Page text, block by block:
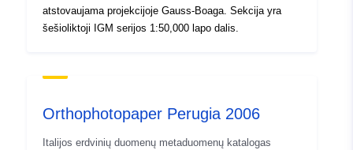
digitali alla scala 1:10.000,
Identifikatoriai:
uriRef:
http://data.europa.eu/88u/dataset/
315-20090910-122024
atstovaujama projekcijoje Gauss-Boaga. Sekcija yra
šešioliktoji IGM serijos 1:50,000 lapo dalis.
Orthophotopaper Perugia 2006
Italijos erdvinių duomenų metaduomenų katalogas